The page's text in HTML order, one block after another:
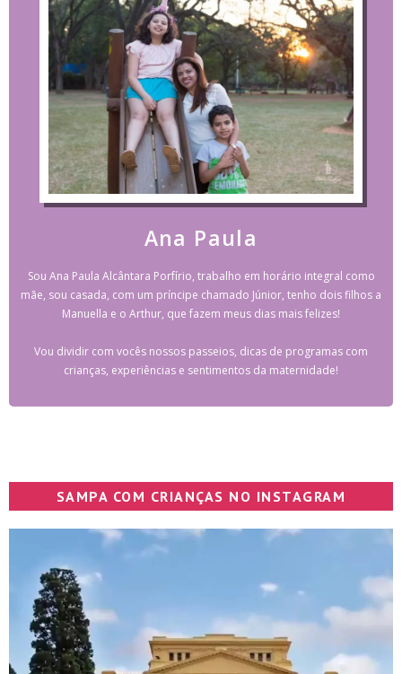
Ana Paula
Sou Ana Paula Alcântara Porfírio, trabalho em horário integral como
mãe, sou casada, com um príncipe chamado Júnior, tenho dois filhos a
Manuella e o Arthur, que fazem meus dias mais felizes!
Vou dividir com vocês nossos passeios, dicas de programas com
crianças, experiências e sentimentos da maternidade!
SAMPA COM CRIANÇAS NO INSTAGRAM